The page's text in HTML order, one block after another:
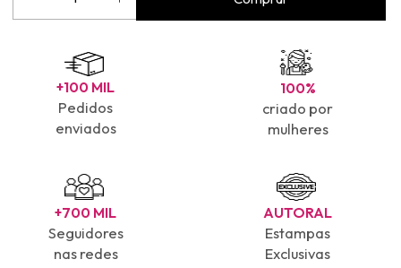
+100 MIL
Pedidos
enviados
100%
criado por
mulheres
+700 MIL
Seguidores
nas redes
AUTORAL
Estampas
Exclusivas